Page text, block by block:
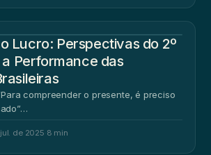
Lucro: Perspectivas do 2º
Performance das
compreender o presente, é preciso
de 2025 8 min